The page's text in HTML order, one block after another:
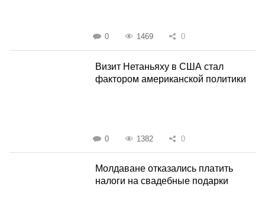
0 1469 0
Визит Нетаньяху в США стал
фактором американской политики
0 1382 0
Молдаване отказались платить
налоги на свадебные подарки